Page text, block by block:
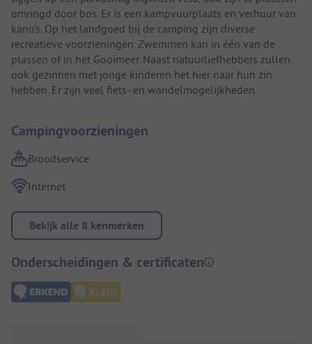
omringd door bos. Er is een kampvuurplaats en verhuur van
kano’s. Op het landgoed bij de camping zijn diverse
recreatieve voorzieningen. Zwemmen kan in één van de
plassen of in het Gooimeer. Naast natuurliefhebbers zullen
ook gezinnen met jonge kinderen het hier naar hun zin
hebben. Er zijn veel fiets- en wandelmogelijkheden.
Campingvoorzieningen
Broodservice
Internet
Bekijk alle 8 kenmerken
Onderscheidingen & certificaten